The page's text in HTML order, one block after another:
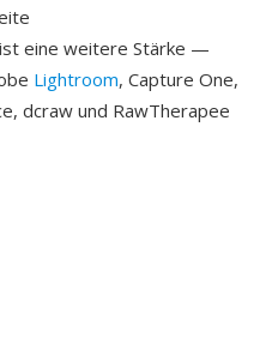
eine weitere Stärke —
Lightroom, Capture One,
dcraw und RawTherapee